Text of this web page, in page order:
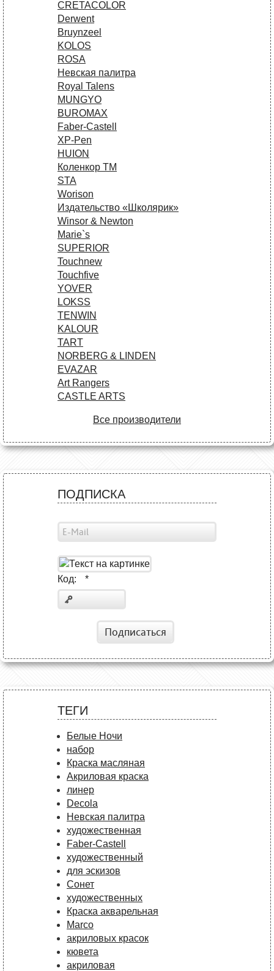
CRETACOLOR
Derwent
Bruynzeel
KOLOS
ROSA
Невская палитра
Royal Talens
MUNGYO
BUROMAX
Faber-Castell
XP-Pen
HUION
Коленкор ТМ
STA
Worison
Издательство «Школярик»
Winsor & Newton
Marie`s
SUPERIOR
Touchnew
Touchfive
YOVER
LOKSS
TENWIN
KALOUR
TART
NORBERG & LINDEN
EVAZAR
Art Rangers
CASTLE ARTS
Все производители
ПОДПИСКА
Код: *
Подписаться
ТЕГИ
Белые Ночи
набор
Краска масляная
Акриловая краска
линер
Decola
Невская палитра
художественная
Faber-Castell
художественный
для эскизов
Сонет
художественных
Краска акварельная
Marco
акриловых красок
кювета
акриловая